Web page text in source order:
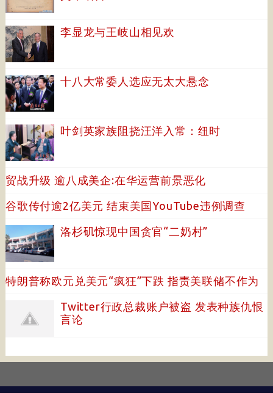
李显龙与王岐山相见欢
十八大常委人选应无太大悬念
叶剑英家族阻挠汪洋入常：纽时
贸战升级 逾八成美企:在华运营前景恶化
谷歌传付逾2亿美元 结束美国YouTube违例调查
洛杉矶惊现中国贪官“二奶村”
特朗普称欧元兑美元“疯狂”下跌 指责美联储不作为
Twitter行政总裁账户被盗 发表种族仇恨
言论